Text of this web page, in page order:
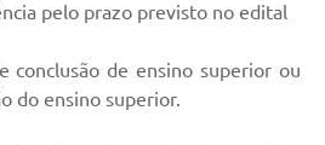
pelo prazo previsto no edital
conclusão de ensino superior ou
do ensino superior.